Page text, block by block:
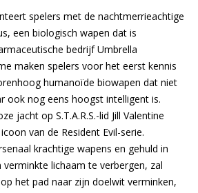
spelers met de nachtmerrieachtige
een biologisch wapen dat is
bedrijf Umbrella
maken spelers voor het eerst kennis
humanoïde biowapen dat niet
ook nog eens hoogst intelligent is.
jacht op S.T.A.R.S.-lid Jill Valentine
van de Resident Evil-serie.
krachtige wapens en gehuld in
lichaam te verbergen, zal
het pad naar zijn doelwit verminken,